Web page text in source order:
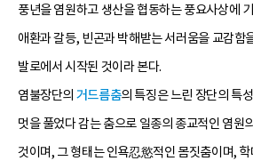
풍년을 염원하고 생산을 협동하는 풍요사상에
애환과 갈등, 빈곤과 박해받는 서러움을 교감함
발로에서 시작된 것이라 본다.
염불장단의 거드름춤의 특징은 느린 장단의 특
멋을 풀었다 감는 춤으로 일종의 종교적인 염원
것이며, 그 형태는 인욕忍慾적인 몸짓춤이며,